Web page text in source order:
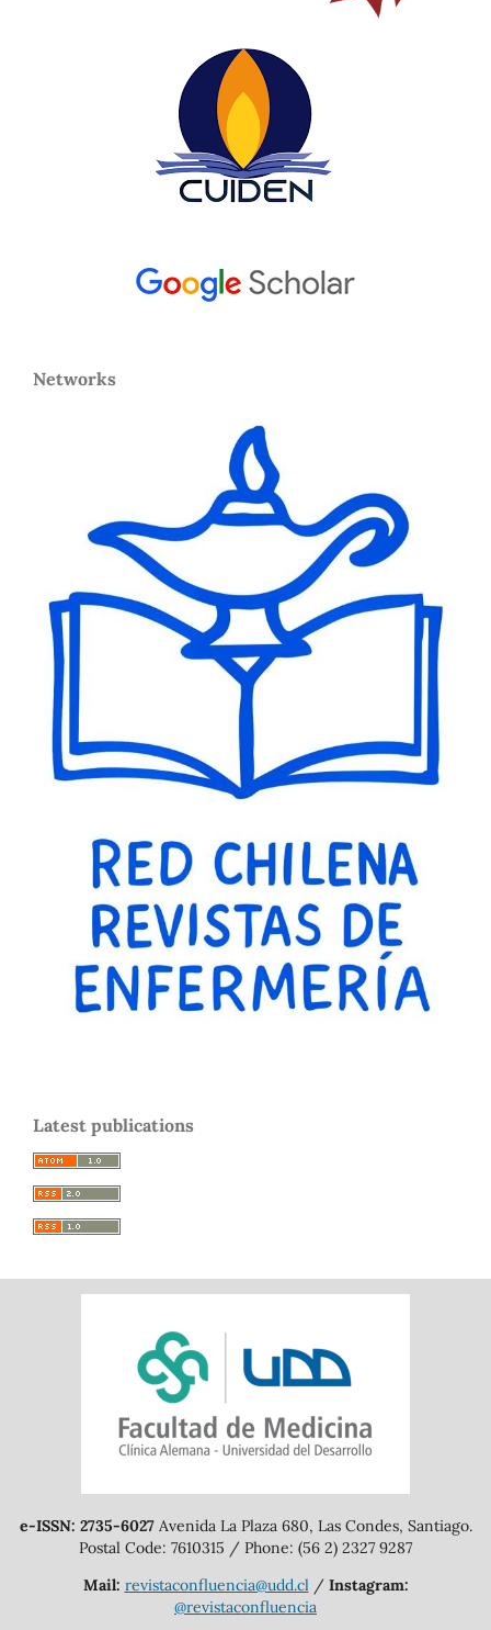
Networks
Latest publications
e-ISSN: 2735-6027Avenida La Plaza 680, Las Condes, Santiago.
Postal Code: 7610315 / Phone: (56 2) 2327 9287
Mail: revistaconfluencia@udd.cl/ Instagram:
@revistaconfluencia